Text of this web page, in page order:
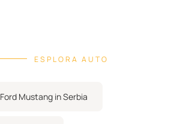
ESPLORA AUTO
Ford Mustang in Serbia